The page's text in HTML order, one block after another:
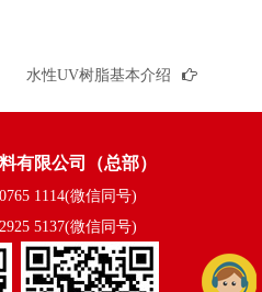
水性UV树脂基本介绍
有限公司（总部）
1114(微信同号)
5137(微信同号)